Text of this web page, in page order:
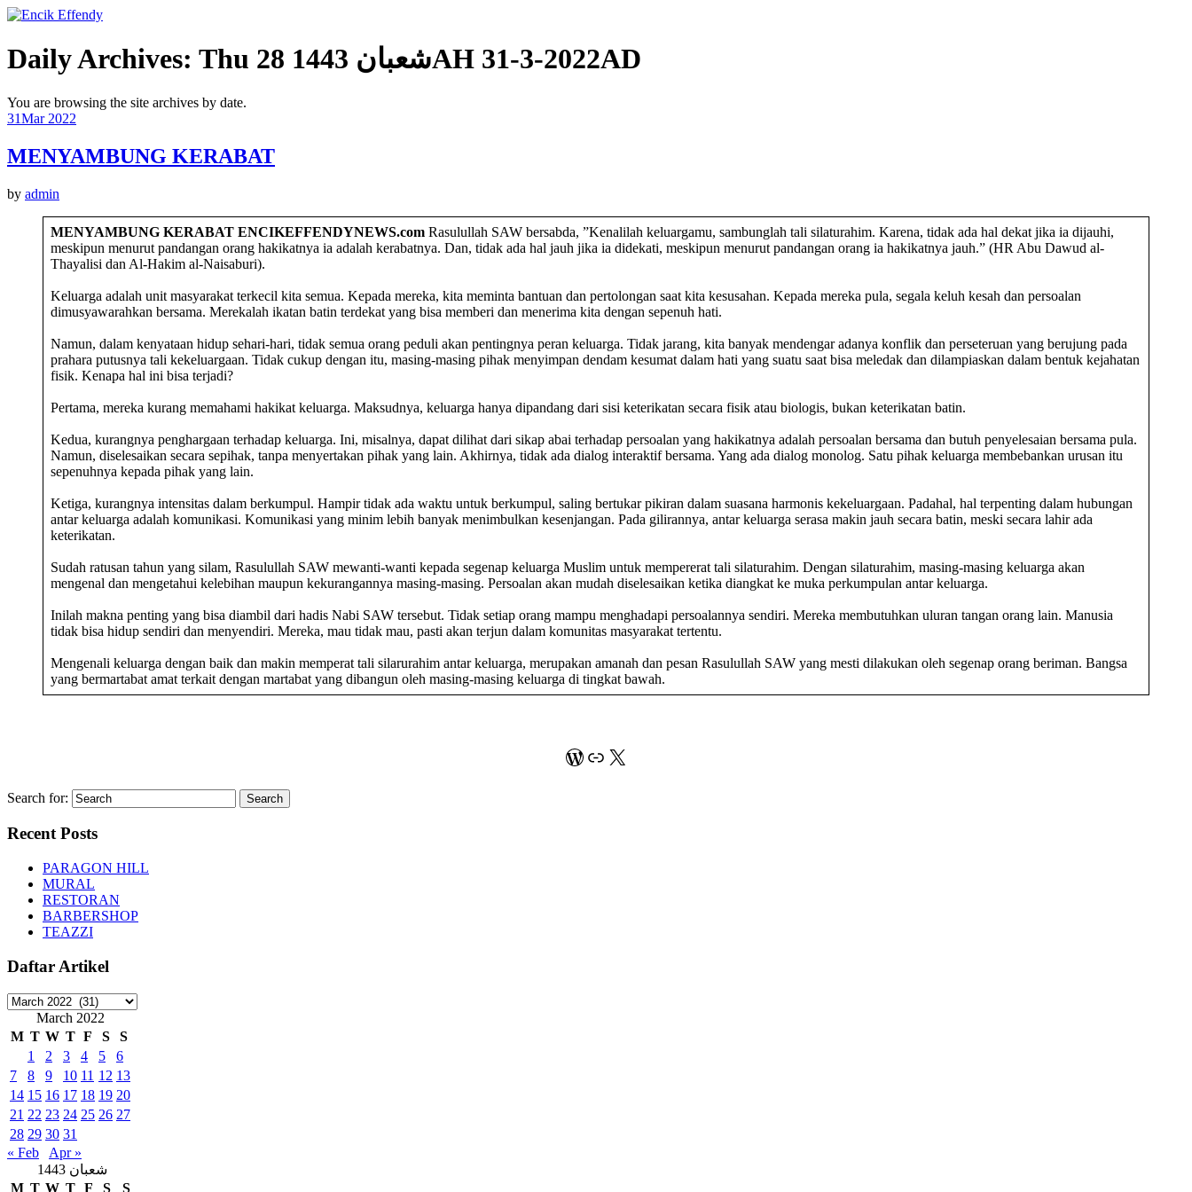
Daily Archives: Thu 28 شعبان 1443AH 31-3-2022AD
You are browsing the site archives by date.
31Mar 2022
MENYAMBUNG KERABAT
by admin
MENYAMBUNG KERABAT ENCIKEFFENDYNEWS.com Rasulullah SAW bersabda, ”Kenalilah keluargamu, sambunglah tali silaturahim. Karena, tidak ada hal dekat jika ia dijauhi,
meskipun menurut pandangan orang hakikatnya ia adalah kerabatnya. Dan, tidak ada hal jauh jika ia didekati, meskipun menurut pandangan orang ia hakikatnya jauh.” (HR Abu Dawud al-
Thayalisi dan Al-Hakim al-Naisaburi).
Keluarga adalah unit masyarakat terkecil kita semua. Kepada mereka, kita meminta bantuan dan pertolongan saat kita kesusahan. Kepada mereka pula, segala keluh kesah dan persoalan
dimusyawarahkan bersama. Merekalah ikatan batin terdekat yang bisa memberi dan menerima kita dengan sepenuh hati.
Namun, dalam kenyataan hidup sehari-hari, tidak semua orang peduli akan pentingnya peran keluarga. Tidak jarang, kita banyak mendengar adanya konflik dan perseteruan yang berujung pada
prahara putusnya tali kekeluargaan. Tidak cukup dengan itu, masing-masing pihak menyimpan dendam kesumat dalam hati yang suatu saat bisa meledak dan dilampiaskan dalam bentuk kejahatan
fisik. Kenapa hal ini bisa terjadi?
Pertama, mereka kurang memahami hakikat keluarga. Maksudnya, keluarga hanya dipandang dari sisi keterikatan secara fisik atau biologis, bukan keterikatan batin.
Kedua, kurangnya penghargaan terhadap keluarga. Ini, misalnya, dapat dilihat dari sikap abai terhadap persoalan yang hakikatnya adalah persoalan bersama dan butuh penyelesaian bersama pula.
Namun, diselesaikan secara sepihak, tanpa menyertakan pihak yang lain. Akhirnya, tidak ada dialog interaktif bersama. Yang ada dialog monolog. Satu pihak keluarga membebankan urusan itu
sepenuhnya kepada pihak yang lain.
Ketiga, kurangnya intensitas dalam berkumpul. Hampir tidak ada waktu untuk berkumpul, saling bertukar pikiran dalam suasana harmonis kekeluargaan. Padahal, hal terpenting dalam hubungan
antar keluarga adalah komunikasi. Komunikasi yang minim lebih banyak menimbulkan kesenjangan. Pada gilirannya, antar keluarga serasa makin jauh secara batin, meski secara lahir ada
keterikatan.
Sudah ratusan tahun yang silam, Rasulullah SAW mewanti-wanti kepada segenap keluarga Muslim untuk mempererat tali silaturahim. Dengan silaturahim, masing-masing keluarga akan
mengenal dan mengetahui kelebihan maupun kekurangannya masing-masing. Persoalan akan mudah diselesaikan ketika diangkat ke muka perkumpulan antar keluarga.
Inilah makna penting yang bisa diambil dari hadis Nabi SAW tersebut. Tidak setiap orang mampu menghadapi persoalannya sendiri. Mereka membutuhkan uluran tangan orang lain. Manusia
tidak bisa hidup sendiri dan menyendiri. Mereka, mau tidak mau, pasti akan terjun dalam komunitas masyarakat tertentu.
Mengenali keluarga dengan baik dan makin memperat tali silarurahim antar keluarga, merupakan amanah dan pesan Rasulullah SAW yang mesti dilakukan oleh segenap orang beriman. Bangsa
yang bermartabat amat terkait dengan martabat yang dibangun oleh masing-masing keluarga di tingkat bawah.
WordPress
Link
X
Search for:
Recent Posts
PARAGON HILL
MURAL
RESTORAN
BARBERSHOP
TEAZZI
Daftar Artikel
Daftar
ArtikelMarch 2022
M T W T F S
S
1
2 3 4 5
6
7
8 9 10 11 12 13
14 15 16 17 18 19 20
21 22 23 24 25 26 27
28 29 30 31
« Feb
Apr »
شعبان 1443
M T W T F S S